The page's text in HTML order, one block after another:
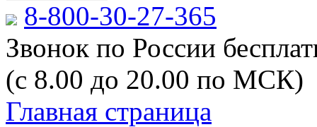
8-800-30-27-365
Звонок по России
(с 8.00 до 20.00 по МСК)
Главная страница